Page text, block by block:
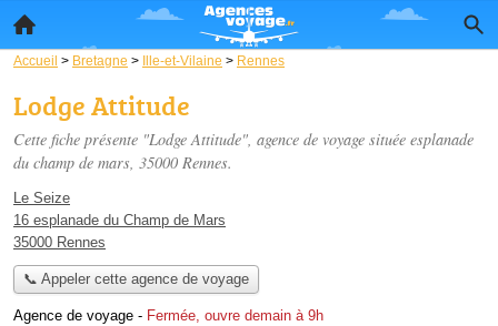
Accueil > Bretagne > Ille-et-Vilaine > Rennes
Lodge Attitude
Cette fiche présente "Lodge Attitude", agence de voyage située esplanade
du champ de mars, 35000 Rennes.
Le Seize
16 esplanade du Champ de Mars
35000 Rennes
📞 Appeler cette agence de voyage
Agence de voyage - Fermée, ouvre demain à 9h